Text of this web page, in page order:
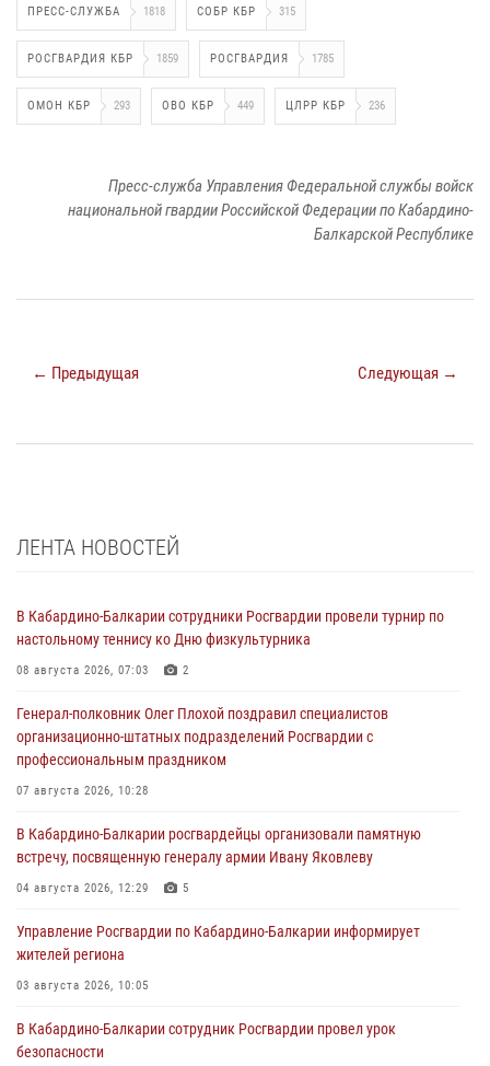
ПРЕСС-СЛУЖБА 1818 СОБР КБР 315
РОСГВАРДИЯ КБР 1859 РОСГВАРДИЯ 1785
ОМОН КБР 293 ОВО КБР 449 ЦЛРР КБР 236
Пресс-служба Управления Федеральной службы войск
национальной гвардии Российской Федерации по Кабардино-
Балкарской Республике
← Предыдущая Следующая →
ЛЕНТА НОВОСТЕЙ
В Кабардино-Балкарии сотрудники Росгвардии провели турнир по
настольному теннису ко Дню физкультурника
08 августа 2026, 07:03 2
Генерал-полковник Олег Плохой поздравил специалистов
организационно-штатных подразделений Росгвардии с
профессиональным праздником
07 августа 2026, 10:28
В Кабардино-Балкарии росгвардейцы организовали памятную
встречу, посвященную генералу армии Ивану Яковлеву
04 августа 2026, 12:29 5
Управление Росгвардии по Кабардино-Балкарии информирует
жителей региона
03 августа 2026, 10:05
В Кабардино‑Балкарии сотрудник Росгвардии провел урок
безопасности